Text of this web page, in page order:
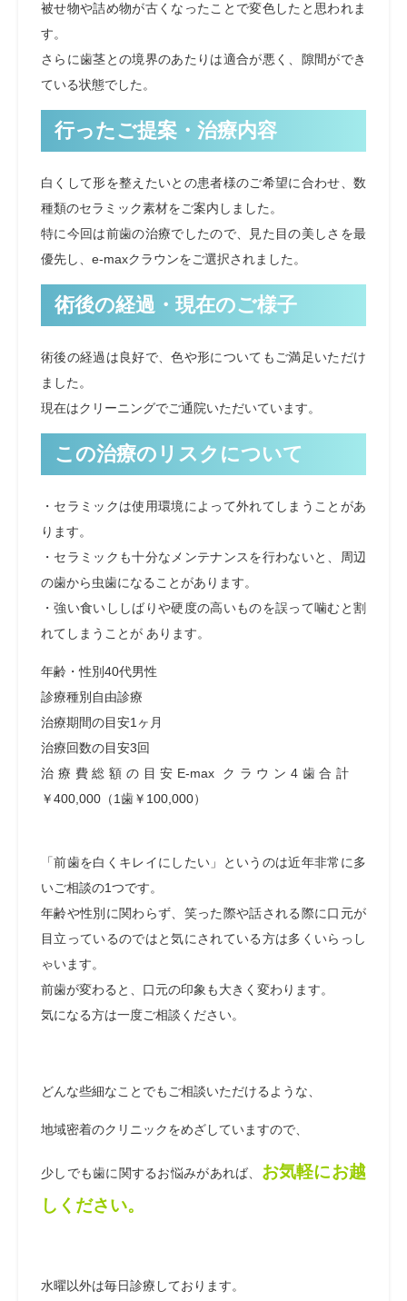
被せ物や詰め物が古くなったことで変色したと思われま
す。
さらに歯茎との境界のあたりは適合が悪く、隙間ができ
ている状態でした。
行ったご提案・治療内容
白くして形を整えたいとの患者様のご希望に合わせ、数
種類のセラミック素材をご案内しました。
特に今回は前歯の治療でしたので、見た目の美しさを最
優先し、e-maxクラウンをご選択されました。
術後の経過・現在のご様子
術後の経過は良好で、色や形についてもご満足いただけ
ました。
現在はクリーニングでご通院いただいています。
この治療のリスクについて
・セラミックは使用環境によって外れてしまうことがあ
ります。
・セラミックも十分なメンテナンスを行わないと、周辺
の歯から虫歯になることがあります。
・強い食いししばりや硬度の高いものを誤って噛むと割
れてしまうことが あります。
年齢・性別40代男性
診療種別 自由診療
治療期間の目安1ヶ月
治療回数の目安3回
治療費総額の目安 E-max クラウン4歯合計
￥400,000（1歯￥100,000）
「前歯を白くキレイにしたい」というのは近年非常に多
いご相談の1つです。
年齢や性別に関わらず、笑った際や話される際に口元が
目立っているのではと気にされている方は多くいらっし
ゃいます。
前歯が変わると、口元の印象も大きく変わります。
気になる方は一度ご相談ください。
どんな些細なことでもご相談いただけるような、
地域密着のクリニックをめざしていますので、
少しでも歯に関するお悩みがあれば、 お気軽にお越
しください。
水曜以外は毎日診療しております。